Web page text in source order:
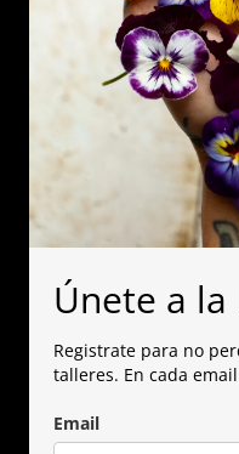
Únete a
Registrate para no
talleres. En cada
Email